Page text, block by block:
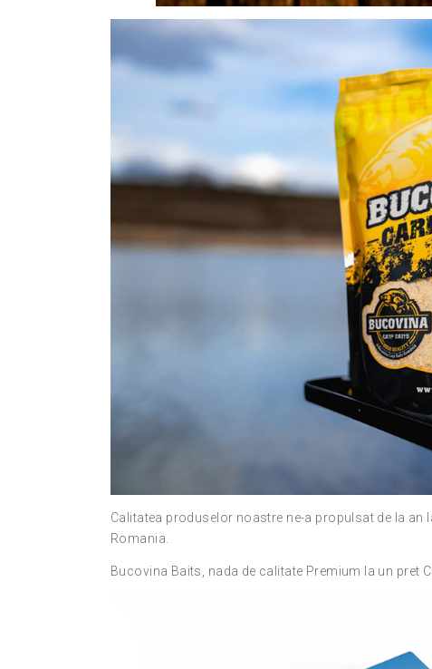
Calitatea produselor noastre ne-a propulsat de la
Romania.
Bucovina Baits, nada de calitate Premium la un pret